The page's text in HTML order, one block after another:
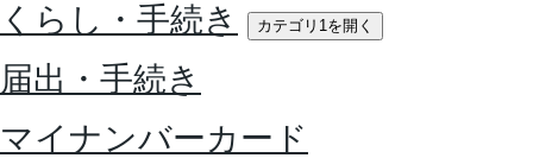
くらし・手続き カテゴリ1を開く
届出・手続き
マイナンバーカード